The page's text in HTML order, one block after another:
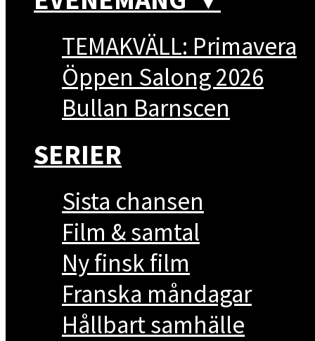
TEMAKVÄLL: Primavera
Öppen Salong 2026
Bullan Barnscen
SERIER
Sista chansen
Film & samtal
Ny finsk film
Franska måndagar
Hållbart samhälle